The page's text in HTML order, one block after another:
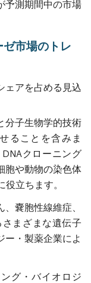
予測期間中の市場
市場のトレ
ェアを占める見込
分子生物学的技術
ることを含みま
クローニング
胞や動物の染色体
立ちます。
嚢胞性線維症、
まざまな遺伝子
ー・製薬企業によ
グ・バイオロジ